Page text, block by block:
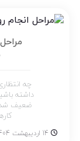
چه
داشته
ضعیف
14 اردیبهشت 1404